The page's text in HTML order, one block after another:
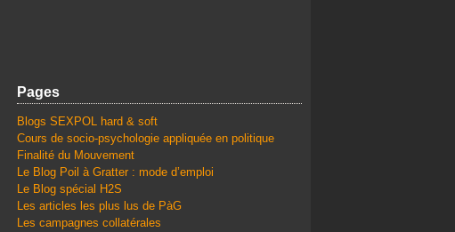
Pages
Blogs SEXPOL hard & soft
Cours de socio-psychologie appliquée en politique
Finalité du Mouvement
Le Blog Poil à Gratter : mode d’emploi
Le Blog spécial H2S
Les articles les plus lus de PàG
Les campagnes collatérales